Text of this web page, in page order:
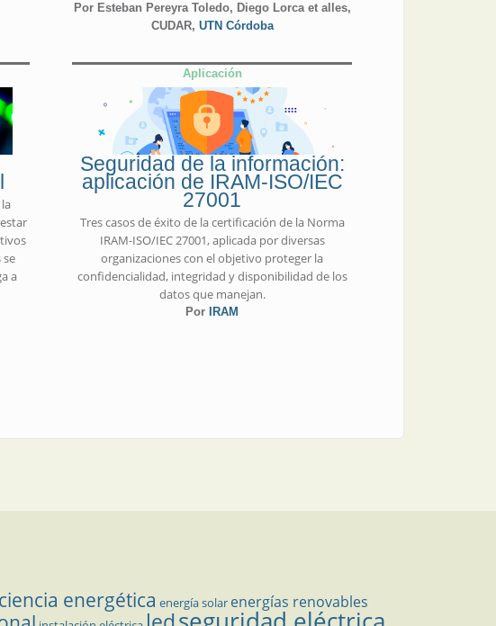
Por Esteban Pereyra Toledo, Diego Lorca et alles,
CUDAR, UTN Córdoba
se
a
Aplicación
Seguridad de la información:
aplicación de IRAM-ISO/IEC
27001
Tres casos de éxito de la certificación de la Norma
IRAM-ISO/IEC 27001, aplicada por diversas
organizaciones con el objetivo proteger la
confidencialidad, integridad y disponibilidad de los
datos que manejan.
PorIRAM
energética energía solar energías renovables